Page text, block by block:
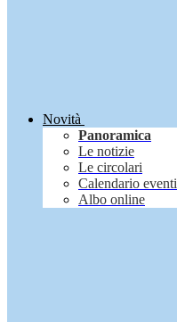
Novità
Panoramica
Le notizie
Le circolari
Calendario eventi
Albo online